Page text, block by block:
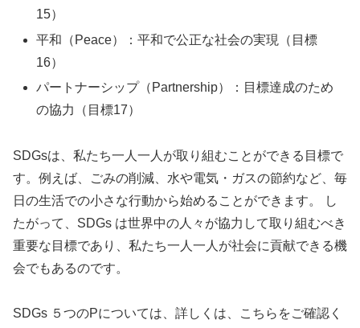
15）
平和（Peace）：平和で公正な社会の実現（目標
16）
パートナーシップ（Partnership）：目標達成のため
の協力（目標17）
SDGsは、私たち一人一人が取り組むことができる目標で
す。例えば、ごみの削減、水や電気・ガスの節約など、毎
日の生活での小さな行動から始めることができます。 し
たがって、SDGs は世界中の人々が協力して取り組むべき
重要な目標であり、私たち一人一人が社会に貢献できる機
会でもあるのです。
SDGs ５つのPについては、詳しくは、こちらをご確認く